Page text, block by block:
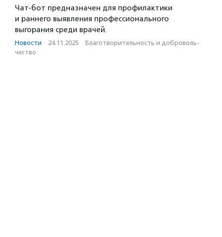
Чат-бот предназначен для профилактики
и раннего выявления профессионального
выгорания среди врачей.
Новости · 24.11.2025 · Благотвори­тель­ность и доброволь­
чест­во